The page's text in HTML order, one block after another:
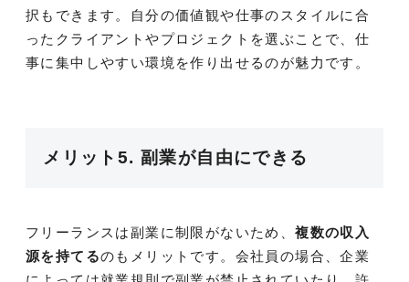
択もできます。自分の価値観や仕事のスタイルに合
ったクライアントやプロジェクトを選ぶことで、仕
事に集中しやすい環境を作り出せるのが魅力です。
メリット5. 副業が自由にできる
フリーランスは副業に制限がないため、複数の収入
源を持てるのもメリットです。会社員の場合、企業